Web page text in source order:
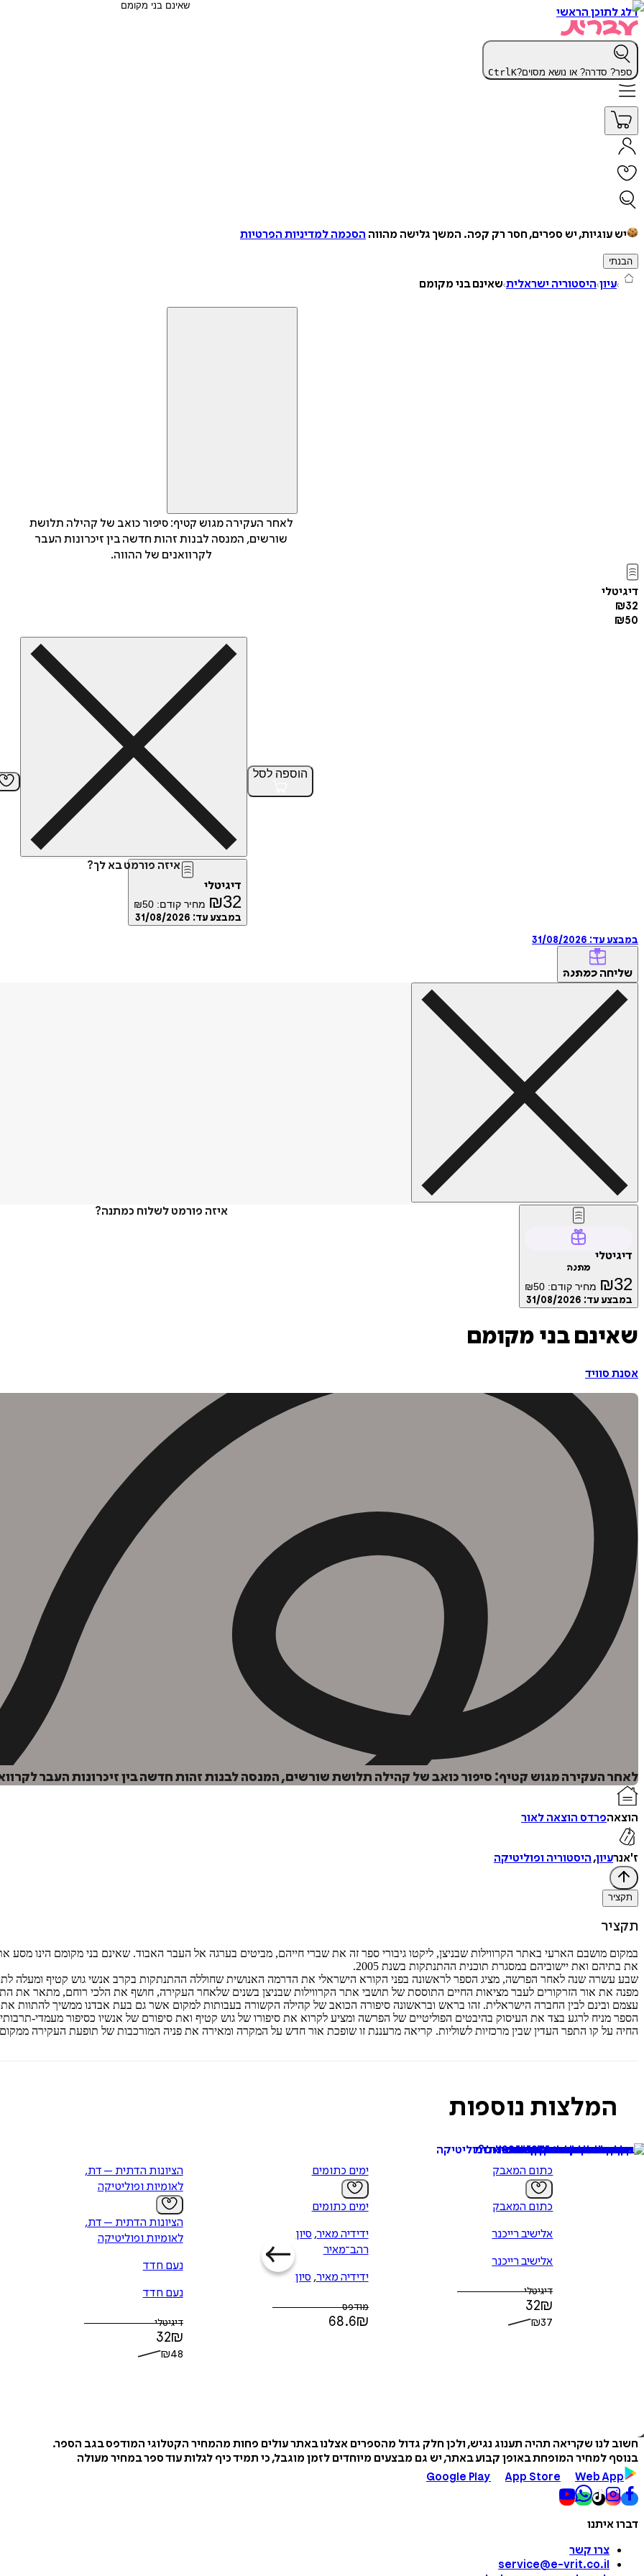
דלג לתוכן הראשי
ספר? סדרה? או נושא מסוים? CtrlK
יש עוגיות, יש ספרים, חסר רק קפה. המשך גלישה מהווה הסכמה למדיניות הפרטיות
הבנתי
עיון היסטוריה ישראלית שאינם בני מקומם
לאחר העקירה מגוש קטיף: סיפור כואב של קהילה תלושת
שורשים, המנסה לבנות זהות חדשה בין זיכרונות העבר
לקרוואנים של ההווה.
דיגיטלי
₪32
₪50
הוספה לסל
איזה פורמט בא לך?
דיגיטלי
₪32 מחיר קודם: ₪50
במבצע עד: 31/08/2026
במבצע עד: 31/08/2026
שליחה כמתנה
איזה פורמט לשלוח כמתנה?
דיגיטלי
מתנה
₪32 מחיר קודם: ₪50
במבצע עד: 31/08/2026
שאינם בני מקומם
אסנת סוויד
לאחר העקירה מגוש קטיף: סיפור כואב של קהילה תלושת שורשים, המנסה לבנות זהות חדשה בין זיכרונות העבר
הוצאהפרדס הוצאה לאור
ז'אנרעיון, היסטוריה ופוליטיקה
תקציר
תקציר
במקום מושבם הארעי באתר הקרווילות שבניצן, ליקטו גיבורי ספר זה את שברי חייהם, מביטים בערגה אל העבר האבוד. שאינם בני מקומם הינו מסע
את בתיהם ואת יישוביהם במסגרת תוכנית ההתנתקות בשנת 2005.
שבע עשרה שנה לאחר הפרשה, מציג הספר לראשונה בפני הקורא הישראלי את הדרמה האנושית שחוללה ההתנתקות בקרב אנשי גוש קטיף ומעלה
מפנה את אור הזרקורים לעבר מציאות החיים התוססת של תושבי אתר הקרווילות שבניצן בשנים שלאחר העקירה, חושף את הלכי רוחם, מתאר את
עצמם ובינם לבין החברה הישראלית. זהו בראש ובראשונה סיפורה הכואב של קהילה הקשורה בעבותות למקום אשר גם בעת אבדנו ממשיך להתוות
הספר מניח לרגע בצד את העיסוק בהיבטים הפוליטיים של הפרשה ומציע לקרוא את סיפורו של גוש קטיף ואת סיפורם של אנשיו כסיפור מעמדי-
החיה על קו התפר העדין שבין מרכזיות לשוליות. קריאה מרעננת זו שופכת אור חדש על המקרה ומאירה את פניה המורכבות של תופעת העקירה
המלצות נוספות
כתום המאבק
כתום המאבק
אלישיב רייכנר
אלישיב רייכנר
דיגיטלי
32₪
₪37
ימים כתומים
ימים כתומים
ידידיה מאיר, סיון
רהב־מאיר
ידידיה מאיר, סיון
מודפס
68.6₪
הציונות הדתית – דת,
לאומיות ופוליטיקה
הציונות הדתית – דת,
לאומיות ופוליטיקה
נעם חדד
נעם חדד
דיגיטלי
32₪
₪48
חשוב לנו שקריאה תהיה תענוג נגיש, ולכן חלק גדול מהספרים אצלנו באתר עולים פחות מהמחיר הקטלוגי המודפס בגב הספר.
בנוסף למחיר המופחת באופן קבוע באתר, יש גם מבצעים מיוחדים לזמן מוגבל, כי תמיד כיף לגלות עוד ספר במחיר מעולה
Google Play
App Store Web App
דברו איתנו
צרו קשר
service@e-vrit.co.il